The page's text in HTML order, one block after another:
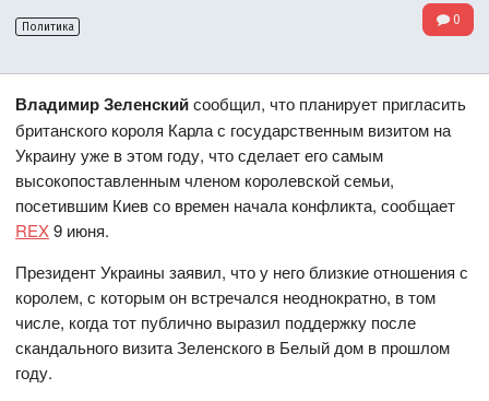
Политика 0
Владимир Зеленскийсообщил, что планирует пригласить
британского короля Карла с государственным визитом на
Украину уже в этом году, что сделает его самым
высокопоставленным членом королевской семьи,
посетившим Киев со времен начала конфликта, сообщает
REX9 июня.
Президент Украины заявил, что у него близкие отношения с
королем, с которым он встречался неоднократно, в том
числе, когда тот публично выразил поддержку после
скандального визита Зеленского в Белый дом в прошлом
году.